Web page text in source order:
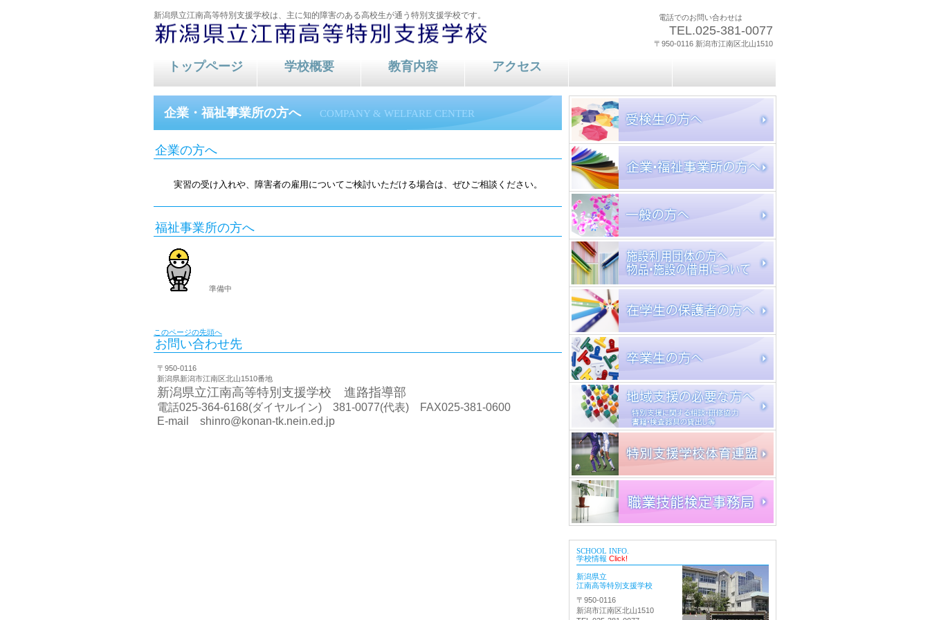
新潟県立江南高等特別支援学校は、主に知的障害のある高校生が通う特別支援学校です。 電話でのお問い合わせは
TEL.025-381-0077
〒950-0116 新潟市江南区北山1510
企業・福祉事業所の方へ COMPANY & WELFARE CENTER
企業の方へ
実習の受け入れや、障害者の雇用についてご検討いただける場合は、ぜひご相談ください。
福祉事業所の方へ
準備中
このページの先頭へ
お問い合わせ先
〒950-0116
新潟県新潟市江南区北山1510番地
新潟県立江南高等特別支援学校 進路指導部
電話025-364-6168(ダイヤルイン) 381-0077(代表) FAX025-381-0600
E-mail shinro@konan-tk.nein.ed.jp
トップページ
教育内容
学校概要 教育内容 アクセス
SCHOOL INFO.
学校情報 Click!
新潟県立
江南高等特別支援学校
〒950-0116
新潟市江南区北山1510